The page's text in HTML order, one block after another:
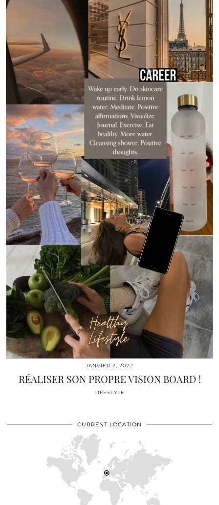
JANVIER 2, 2022
RÉALISER SON PROPRE VISION BOARD !
LIFESTYLE
CURRENT LOCATION